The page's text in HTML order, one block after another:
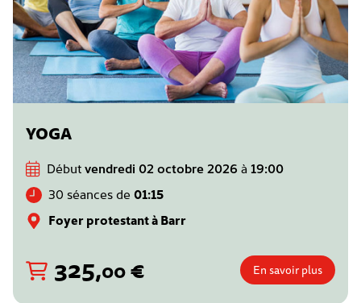
YOGA
Débutvendredi 02 octobre 2026 à 19:00
30 séances de 01:15
Foyer protestant à Barr
325,00€ En savoir plus